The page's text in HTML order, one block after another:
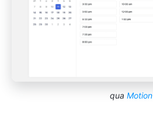
qua Motion